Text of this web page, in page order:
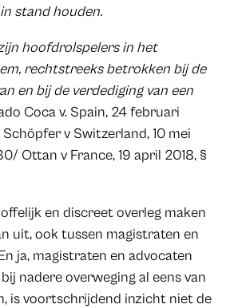
stand houden.
hoofdrolspelers in het
rechtstreeks betrokken bij de
en bij de verdediging van een
Coca v. Spain, 24 februari
v Switzerland, 10 mei
Ottan v France, 19 april 2018, §
en discreet overleg maken
uit, ook tussen magistraten en
ja, magistraten en advocaten
nadere overweging al eens van
is voortschrijdend inzicht niet de